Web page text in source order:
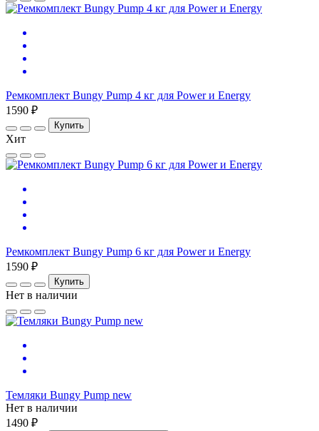
Ремкомплект Bungy Pump 4 кг для Power и Energy
1590 ₽
Купить
Хит
Ремкомплект Bungy Pump 6 кг для Power и Energy
1590 ₽
Купить
Нет в наличии
Темляки Bungy Pump new
Нет в наличии
1490 ₽